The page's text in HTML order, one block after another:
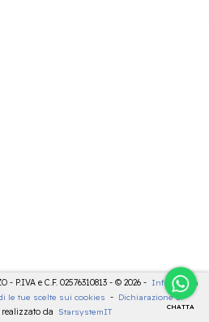
CHATTA
- P.IVA e C.F. 02576310813 - © 2026 - Informativa
le tue scelte sui cookies - Dichiarazione di
realizzato da StarsystemIT